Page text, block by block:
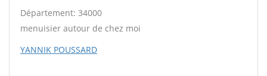
Département: 34000
menuisier autour de chez moi
YANNIK POUSSARD